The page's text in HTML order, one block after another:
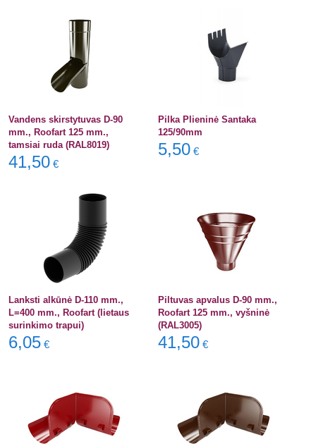
Vandens skirstytuvas D-90
mm., Roofart 125 mm.,
tamsiai ruda (RAL8019)
41,50 €
Pilka Plieninė Santaka
125/90mm
5,50 €
Lanksti alkūnė D-110 mm.,
L=400 mm., Roofart (lietaus
surinkimo trapui)
6,05 €
Piltuvas apvalus D-90 mm.,
Roofart 125 mm., vyšninė
(RAL3005)
41,50 €